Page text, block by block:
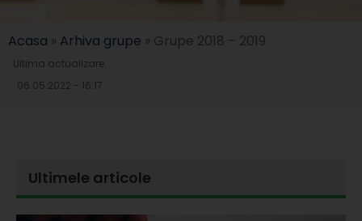
Acasa » Arhiva grupe » Grupe 2018 – 2019
Ultima actualizare:
06.05.2022 - 16:17
Ultimele articole